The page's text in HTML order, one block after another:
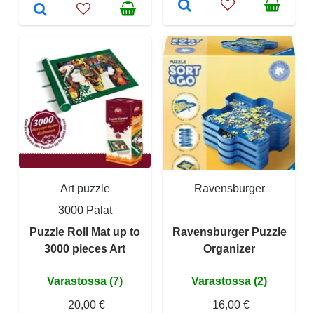
Art puzzle
3000 Palat
Puzzle Roll Mat up to
3000 pieces Art
Varastossa (7)
20,00 €
Ravensburger
Ravensburger Puzzle
Organizer
Varastossa (2)
16,00 €